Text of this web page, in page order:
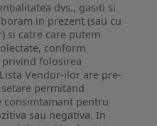
dvs., gasiti si
in prezent (sau cu
si catre care putem
conform
folosirea
Vendor-ilor are pre-
permitand
pentru
sau negativa. In